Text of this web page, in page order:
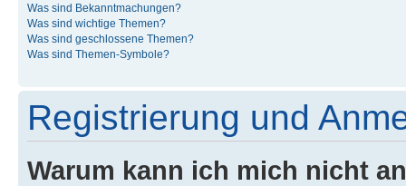
Was sind Bekanntmachungen?
Was sind wichtige Themen?
Was sind geschlossene Themen?
Was sind Themen-Symbole?
Registrierung und
Warum kann ich mich nicht